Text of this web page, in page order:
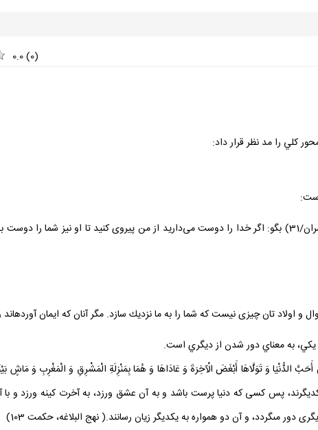
0.0(0)
كلي را مد نظر قرار داد:
قُلْ إِنْ كُنْتُمْ تُحِبُّونَ اللَّهَ فَاتَّبِعُوني‏ يُحْبِبْكُمُ اللَّهُ وَ يَغْفِرْ لَكُمْ ذُنُوبَكُمْ وَ اللَّهُ غَفُورٌ رَحيمٌ؛(آل عمران/31) بگو: اگر خدا را دوست مى‌‏داريد از من پيروى
الدُّنْيَا وَ تَوَلَّاهَا أَبْغَضَ الْآخِرَةَ وَ عَادَاهَا وَ هُمَا بِمَنْزِلَةِ الْمَشْرِقِ وَ الْمَغْرِبِ وَ مَاشٍ
پس كسى كه دنيا پرست باشد و به آن عشق ورزد، به آخرت كينه ورزد و
مى‏گردد، و آن دو همواره به يكديگر زيان رسانند.( نهج البلاغه، حكمت 103)